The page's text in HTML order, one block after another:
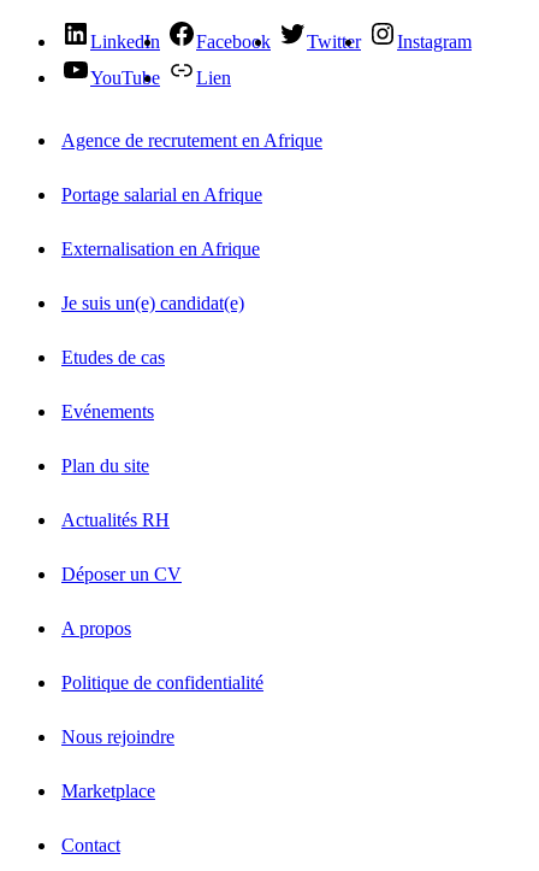
LinkedIn Facebook Twitter
Instagram
YouTube
Lien
Agence de recrutement en Afrique
Portage salarial en Afrique
Externalisation en Afrique
Je suis un(e) candidat(e)
Etudes de cas
Evénements
Plan du site
Actualités RH
Déposer un CV
A propos
Politique de confidentialité
Nous rejoindre
Marketplace
Contact